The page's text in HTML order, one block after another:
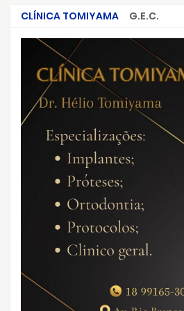
CLÍNICA TOMIYAMA
G.E.C.
CRIMES QUE ABALARAM O BRASIL